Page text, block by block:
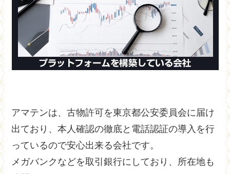
アマテンは、古物許可を東京都公安委員会に届け
出ており、本人確認の徹底と電話認証の導入を行
っているので安心出来る会社です。
メガバンクなどを取引銀行にしており、所在地も